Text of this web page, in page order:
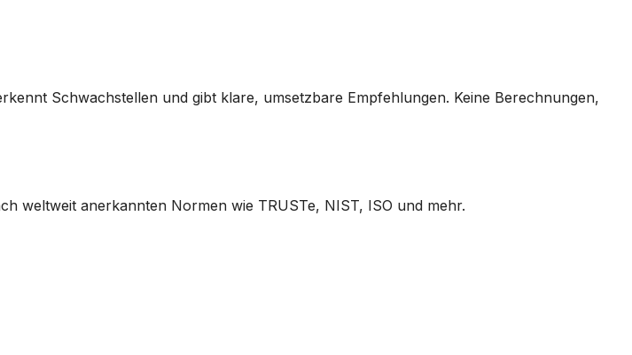
Schwachstellen und gibt klare, umsetzbare Empfehlungen. Keine Berechnungen,
weltweit anerkannten Normen wie TRUSTe, NIST, ISO und mehr.